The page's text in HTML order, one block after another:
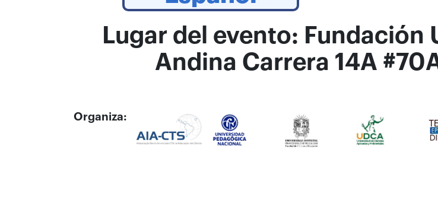
Lugar del evento: Fundación
Andina Carrera 14A
Organiza: